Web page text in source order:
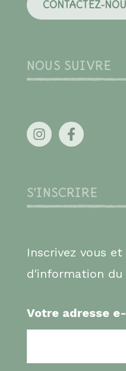
CONTACTEZ-
NOUS SUIVRE
S'INSCRIRE
Inscrivez vous
d'information du
Votre adresse